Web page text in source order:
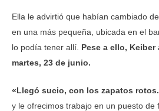
Ella le advirtió que habían cambiado
en una más pequeña, ubicada en el
lo podía tener allí. Pese a ello,
martes, 23 de junio.
«Llegó sucio, con los zapatos rotos.
y le ofrecimos trabajo en un puesto de